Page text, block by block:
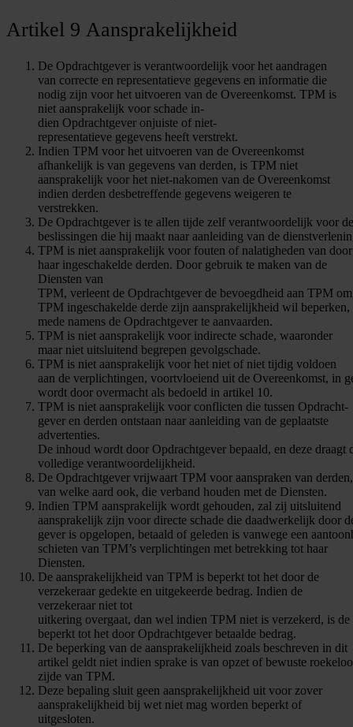
Artikel 9 Aansprakelijkheid
De Opdrachtgever is verantwoordelijk voor het aandragen
van correcte en representatieve gegevens en informatie die
nodig zijn voor het uitvoeren van de Overeenkomst. TPM is
niet aansprakelijk voor schade in-
dien Opdrachtgever onjuiste of niet-
representatieve gegevens heeft verstrekt.
Indien TPM voor het uitvoeren van de Overeenkomst
afhankelijk is van gegevens van derden, is TPM niet
aansprakelijk voor het niet-nakomen van de Overeenkomst
indien derden desbetreffende gegevens weigeren te
verstrekken.
De Opdrachtgever is te allen tijde zelf verantwoordelijk voor de
beslissingen die hij maakt naar aanleiding van de
TPM is niet aansprakelijk voor fouten of nalatigheden van door
haar ingeschakelde derden. Door gebruik te maken van de
Diensten van
TPM, verleent de Opdrachtgever de bevoegdheid aan TPM
TPM ingeschakelde derde zijn aansprakelijkheid wil
mede namens de Opdrachtgever te aanvaarden.
TPM is niet aansprakelijk voor indirecte schade, waaronder
maar niet uitsluitend begrepen gevolgschade.
TPM is niet aansprakelijk voor het niet of niet tijdig voldoen
aan de verplichtingen, voortvloeiend uit de Overeenkomst, in
wordt door overmacht als bedoeld in artikel 10.
TPM is niet aansprakelijk voor conflicten die tussen Opdracht-
gever en derden ontstaan naar aanleiding van de geplaatste
advertenties.
De inhoud wordt door Opdrachtgever bepaald, en deze draagt
volledige verantwoordelijkheid.
De Opdrachtgever vrijwaart TPM voor aanspraken van derden,
van welke aard ook, die verband houden met de Diensten.
Indien TPM aansprakelijk wordt gehouden, zal zij uitsluitend
aansprakelijk zijn voor directe schade die daadwerkelijk door
gever is opgelopen, betaald of geleden is vanwege een
schieten van TPM’s verplichtingen met betrekking tot haar
Diensten.
De aansprakelijkheid van TPM is beperkt tot het door de
verzekeraar gedekte en uitgekeerde bedrag. Indien de
verzekeraar niet tot
uitkering overgaat, dan wel indien TPM niet is verzekerd, is
beperkt tot het door Opdrachtgever betaalde bedrag.
De beperking van de aansprakelijkheid zoals beschreven in dit
artikel geldt niet indien sprake is van opzet of bewuste
zijde van TPM.
Deze bepaling sluit geen aansprakelijkheid uit voor zover
aansprakelijkheid bij wet niet mag worden beperkt of
uitgesloten.